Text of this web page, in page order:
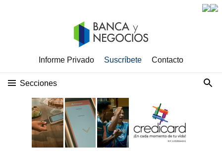
Informe Privado Suscríbete Contacto
Secciones